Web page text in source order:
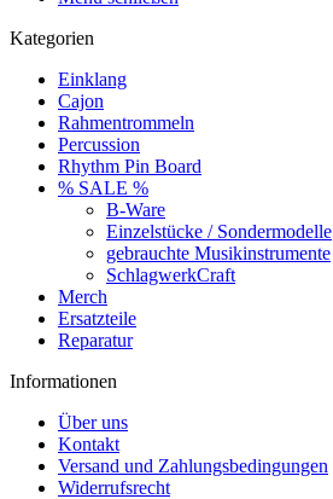
Kategorien
Einklang
Cajon
Rahmentrommeln
Percussion
Rhythm Pin Board
% SALE %
B-Ware
Einzelstücke / Sondermodelle
gebrauchte Musikinstrumente
SchlagwerkCraft
Merch
Ersatzteile
Reparatur
Informationen
Über uns
Kontakt
Versand und Zahlungsbedingungen
Widerrufsrecht